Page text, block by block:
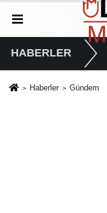
HABERLER
Haberler Gündem